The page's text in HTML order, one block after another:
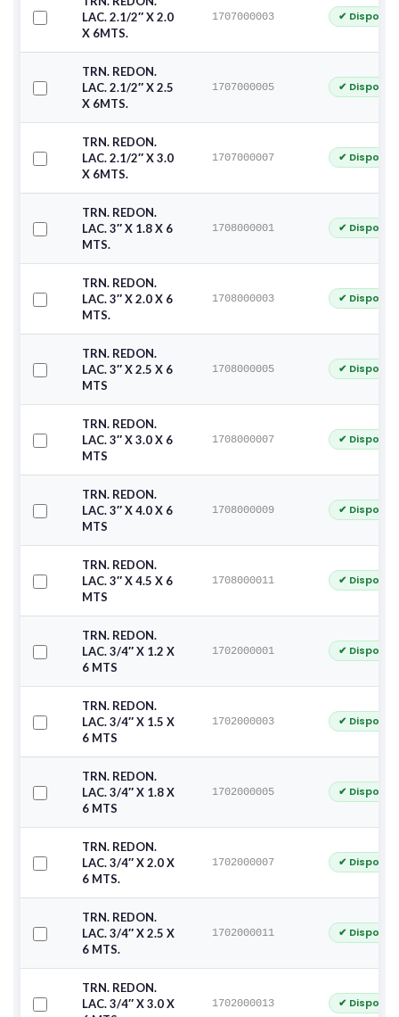
LAC. 2.1/2″ X 2.0
X 6MTS.
1707000003 ✔
TRN. REDON.
LAC. 2.1/2″ X 2.5
X 6MTS.
1707000005 ✔
TRN. REDON.
LAC. 2.1/2″ X 3.0
X 6MTS.
1707000007 ✔
TRN. REDON.
LAC. 3″ X 1.8 X 6
MTS.
1708000001 ✔
TRN. REDON.
LAC. 3″ X 2.0 X 6
MTS.
1708000003 ✔
TRN. REDON.
LAC. 3″ X 2.5 X 6
MTS
1708000005 ✔
TRN. REDON.
LAC. 3″ X 3.0 X 6
MTS
1708000007 ✔
TRN. REDON.
LAC. 3″ X 4.0 X 6
MTS
1708000009 ✔
TRN. REDON.
LAC. 3″ X 4.5 X 6
MTS
1708000011 ✔
TRN. REDON.
LAC. 3/4″ X 1.2 X
6 MTS
1702000001 ✔
TRN. REDON.
LAC. 3/4″ X 1.5 X
6 MTS
1702000003 ✔
TRN. REDON.
LAC. 3/4″ X 1.8 X
6 MTS
1702000005 ✔
TRN. REDON.
LAC. 3/4″ X 2.0 X
6 MTS.
1702000007 ✔
TRN. REDON.
LAC. 3/4″ X 2.5 X
6 MTS.
1702000011 ✔
TRN. REDON.
LAC. 3/4″ X 3.0 X
1702000013 ✔